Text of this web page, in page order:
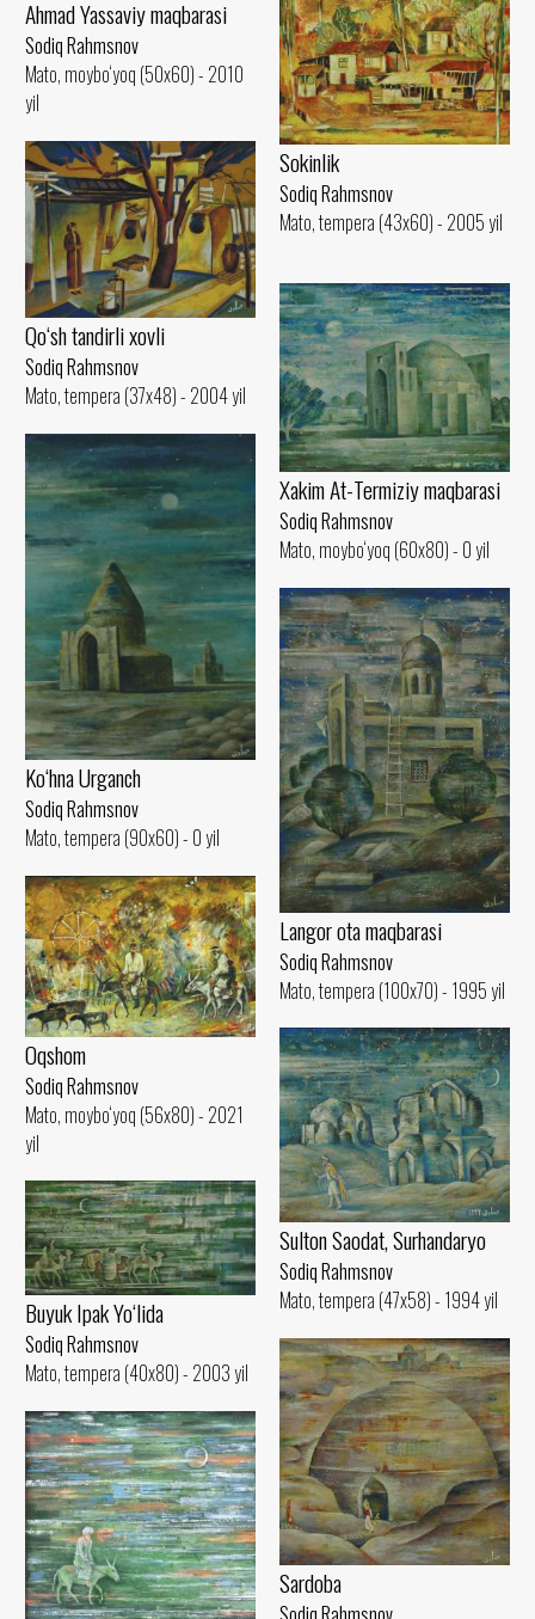
Ahmad Yassaviy maqbarasi
Sodiq Rahmsnov
Mato, moybo‘yoq (50x60) - 2010
yil
Sokinlik
Sodiq Rahmsnov
Mato, tempera (43x60) - 2005 yil
Qo‘sh tandirli xovli
Sodiq Rahmsnov
Mato, tempera (37x48) - 2004 yil
Xakim At-Termiziy maqbarasi
Sodiq Rahmsnov
Mato, moybo‘yoq (60x80) - 0 yil
Ko‘hna Urganch
Sodiq Rahmsnov
Mato, tempera (90x60) - 0 yil
Langor ota maqbarasi
Sodiq Rahmsnov
Mato, tempera (100x70) - 1995 yil
Oqshom
Sodiq Rahmsnov
Mato, moybo‘yoq (56x80) - 2021
yil
Sulton Saodat, Surhandaryo
Sodiq Rahmsnov
Mato, tempera (47x58) - 1994 yil
Buyuk Ipak Yo‘lida
Sodiq Rahmsnov
Mato, tempera (40x80) - 2003 yil
Sardoba